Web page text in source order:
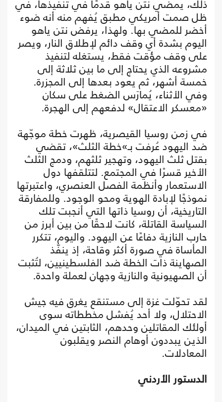
ذلك، يمضي نتن ياهو قدمًا في تنفيذها، في
ظل صمت أمريكي مطبق يُفهم منه أنه ضوء
أخضر للمضي بها. ولهذا، يرفض نتن ياهو
اليوم بشدة أي وقف دائم لإطلاق النار، ويصر
على وقف مؤقت فقط، يستغله لتنفيذ
مشروعه الذي يحتاج إلى ما بين ثلاثة إلى
خمسة أشهر، ثم يعود بعدها إلى المجزرة.
وفي الأثناء، يُمارَس الضغط على سكان
«معسكر الاعتقال» لدفعهم إلى الهجرة.
في زمن روسيا القيصرية، ظهرت خطة موجّهة
ضد اليهود عُرفت بـ»خطة الثلث»، تقضي
بقتل ثلث اليهود، وتهجير ثلثهم، ودمج الثلث
الأخير قسرًا في المجتمع. لتتلقفها دول
الاستعمار وأنظمة الفصل العنصري، واعتبرتها
نموذجًا لإبادة الهوية ومحو الوجود. وللمفارقة
التاريخية، أن روسيا ذاتها التي أنجبت تلك
السياسة القاتلة، كانت لاحقًا من بين أبرز من
حارب النازية دفاعًا عن اليهود. واليوم، تتكرر
المأساة في صورة أكثر وقاحة، إذ ينفّذ
الصهاينة ذات الخطة ضد الفلسطينيين، لتُثبت
أن الصهيونية والنازية وجهان لعملة واحدة.
لقد تحوّلت غزة إلى مستنقع يغرق فيه جيش
الاحتلال، ولا أحد يُفشل مخططاته سوى
أولئك المقاتلين وحدهم، الثابتين في الميدان،
الذين يبددون أوهام النصر ويقلبون
المعادلات.
الدستور الأردني